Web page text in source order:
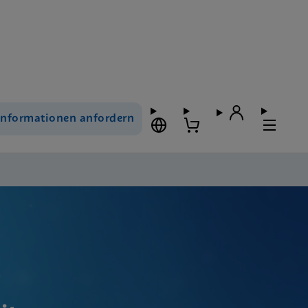
anfordern